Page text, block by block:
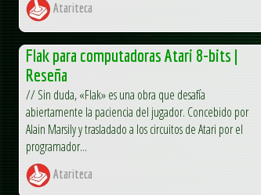
Atariteca
Flak para computadoras Atari 8-bits |
Reseña
// Sin duda, «Flak» es una obra que desafía
abiertamente la paciencia del jugador. Concebido por
Alain Marsily y trasladado a los circuitos de Atari por el
programador...
Atariteca